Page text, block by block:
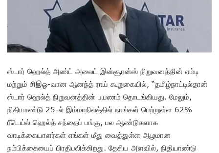
ஸ்டார் ஹெல்த் அண்ட் அலைட் இன்சூரன்ஸ் நிறுவனத்தின் எம்டி
மற்றும் சிஇஓ-வான ஆனந்த் ராய் கூறுகையில், “தமிழ்நாட்டில்தான்
ஸ்டார் ஹெல்த் நிறுவனத்தின் பயணம் தொடங்கியது. மேலும்,
நிதியாண்டு 25-ல் இம்மாநிலத்தில் நாங்கள் பெற்றுள்ள 62%
ரீடெய்ல் ஹெல்த் சந்தைப் பங்கு, பல ஆண்டுகளாக
வாடிக்கையாளர்கள் எங்கள் மீது வைத்துள்ள ஆழமான
நம்பிக்கையைப் பிரதிபலிக்கிறது. தேசிய அளவில், நிதியாண்டு